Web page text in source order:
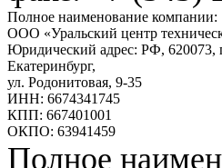
Полное наименование компании:
ООО «Уральский центр
Юридический адрес: РФ, 620073,
Екатеринбург,
ул. Родонитовая, 9-35
ИНН: 6674341745
КПП: 667401001
ОКПО: 63941459
Полное